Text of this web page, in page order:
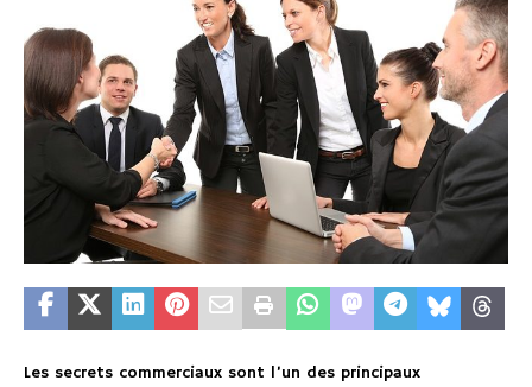
Les secrets commerciaux sont l’un des principaux